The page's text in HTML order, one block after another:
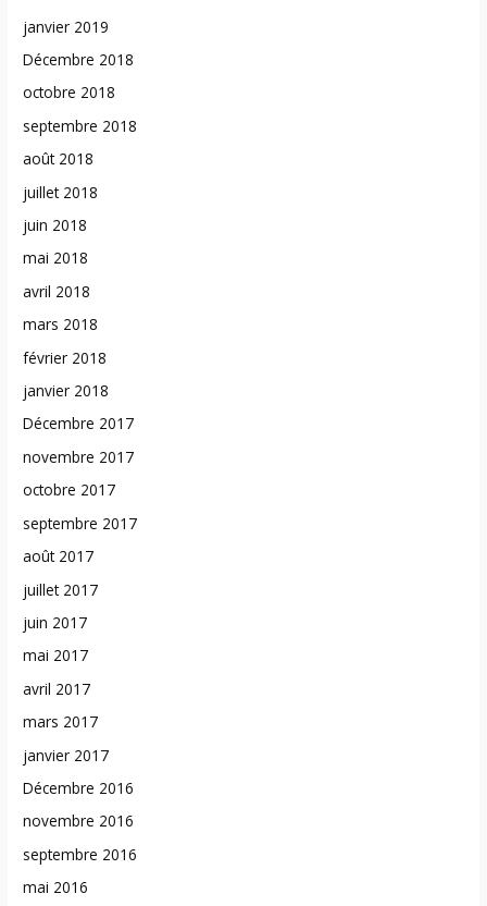
janvier 2019
Décembre 2018
octobre 2018
septembre 2018
août 2018
juillet 2018
juin 2018
mai 2018
avril 2018
mars 2018
février 2018
janvier 2018
Décembre 2017
novembre 2017
octobre 2017
septembre 2017
août 2017
juillet 2017
juin 2017
mai 2017
avril 2017
mars 2017
janvier 2017
Décembre 2016
novembre 2016
septembre 2016
mai 2016